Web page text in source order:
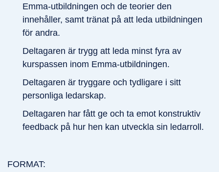
Emma-utbildningen och de teorier den
innehåller, samt tränat på att leda utbildningen
för andra.
Deltagaren är trygg att leda minst fyra av
kurspassen inom Emma-utbildningen.
Deltagaren är tryggare och tydligare i sitt
personliga ledarskap.
Deltagaren har fått ge och ta emot konstruktiv
feedback på hur hen kan utveckla sin ledarroll.
FORMAT: